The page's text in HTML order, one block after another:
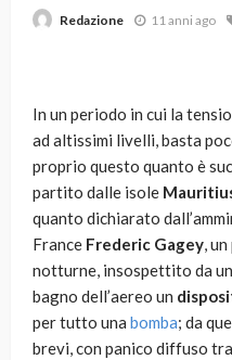
Redazione 11 anni ago
In un periodo in cui la
ad altissimi livelli, basta
proprio questo quanto è
partito dalle isole
quanto dichiarato
France Frederic Gagey,
notturne, insospettito da
bagno dell’aereo un
per tutto una bomba; da
brevi, con panico diffuso